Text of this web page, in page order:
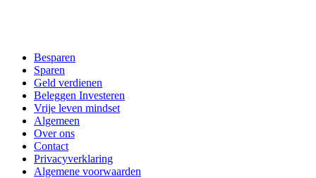
Besparen
Sparen
Geld verdienen
Beleggen Investeren
Vrije leven mindset
Algemeen
Over ons
Contact
Privacyverklaring
Algemene voorwaarden